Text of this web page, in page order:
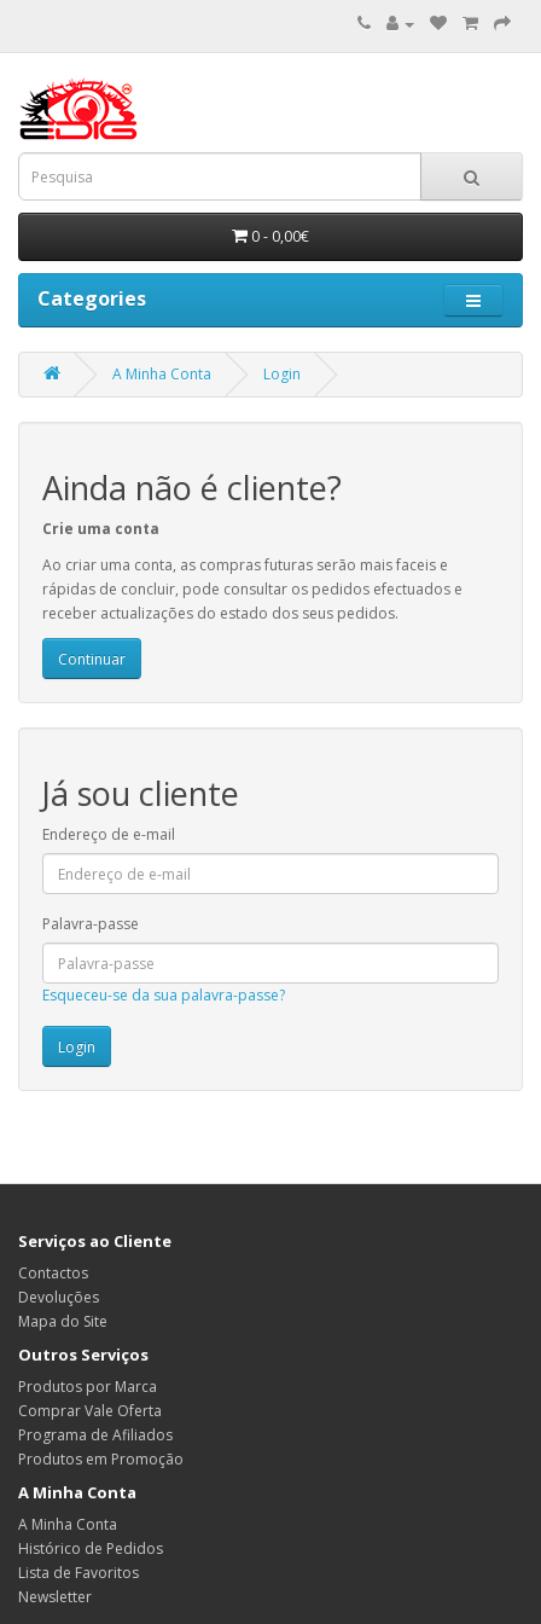
0 - 0,00€
Categories
A Minha Conta Login
Ainda não é cliente?
Crie uma conta
Ao criar uma conta, as compras futuras serão mais faceis e
rápidas de concluir, pode consultar os pedidos efectuados e
receber actualizações do estado dos seus pedidos.
Continuar
Já sou cliente
Endereço de e-mail
Palavra-passe
Esqueceu-se da sua palavra-passe?
Serviços ao Cliente
Contactos
Devoluções
Mapa do Site
Outros Serviços
Produtos por Marca
Comprar Vale Oferta
Programa de Afiliados
Produtos em Promoção
A Minha Conta
A Minha Conta
Histórico de Pedidos
Lista de Favoritos
Newsletter